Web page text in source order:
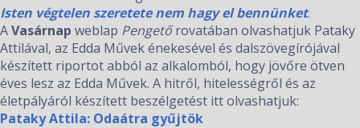
Isten végtelen szeretete nem hagy el bennünket.
AVasárnap weblap Pengetőrovatában olvashatjuk Pataky
Attilával, az Edda Művek énekesével és dalszövegírójával
készített riportot abból az alkalomból, hogy jövőre ötven
éves lesz az Edda Művek. A hitről, hitelességről és az
életpályáról készített beszélgetést itt olvashatjuk:
Pataky Attila: Odaátra gyűjtök